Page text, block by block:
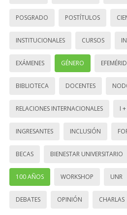
POSGRADO POSTÍTULOS
INSTITUCIONALES CURSOS
EXÁMENES GÉNERO
BIBLIOTECA DOCENTES
RELACIONES INTERNACIONALES I
INGRESANTES INCLUSIÓN
BECAS BIENESTAR UNIVERSITARIO
100 AÑOS WORKSHOP UNR
DEBATES OPINIÓN CHARLAS